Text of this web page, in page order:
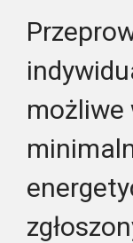
możliwe